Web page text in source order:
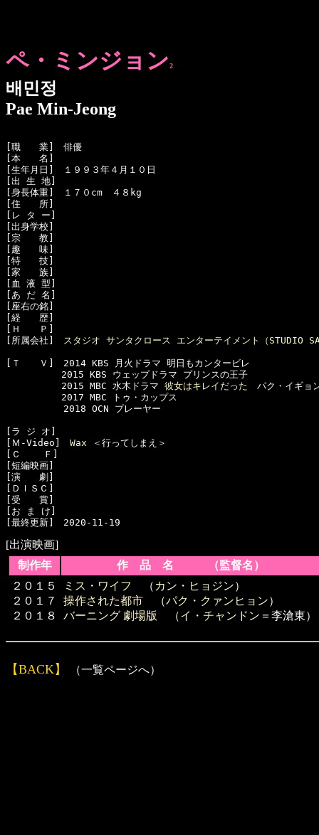
ペ・ミンジョン2
배민정
Pae Min-Jeong
[職　　業]　俳優
[本　　名]
[生年月日]　１９９３年４月１０日
[出 生 地]
[身長体重]　１７０cm　４８kg
[住　　所]
[レ タ ー]
[出身学校]
[宗　　教]
[趣　　味]
[特　　技]
[家　　族]
[血 液 型]
[あ だ 名]
[座右の銘]
[経　　歴]
[Ｈ　　Ｐ]
[所属会社] スタジオ サンタクロース エンターテイメント（STUDIO
[Ｔ　　Ｖ]　2014 KBS 月火ドラマ 明日もカンタービレ
2015 KBS ウェップドラマ プリンスの王子
2015 MBC 水木ドラマ 彼女はキレイだった パク・イギョ
2017 MBC トゥ・カップス
  　　　　　2018 OCN プレーヤー
[ラ ジ オ]
[Ｍ-Video] Wax ＜行ってしまえ＞
[Ｃ    Ｆ]
[短編映画]
[演　　劇]
[ＤＩＳＣ]
[受　　賞]
[お ま け]
[出演映画]
制作年
作 品 名 （監督名）
２０１５
２０１７
２０１８
ミス・ワイフ （ カン・ヒョジン）
操作された都市 （パク・クァンヒョン）
バーニング 劇場版
（イ・チャンドン ＝李滄東）
【BACK】 （一覧ページへ）